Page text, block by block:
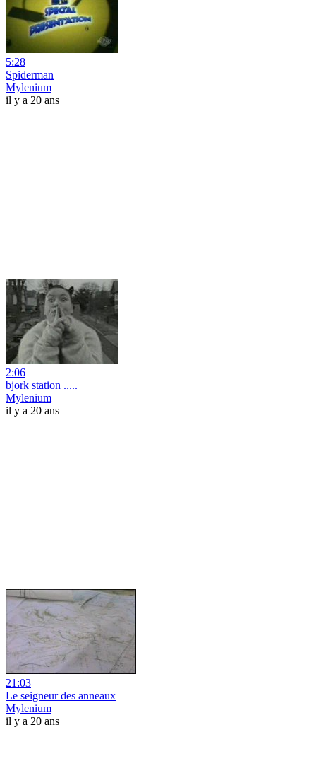
5:28
Spiderman
Mylenium
il y a 20 ans
2:06
bjork station .....
Mylenium
il y a 20 ans
21:03
Le seigneur des anneaux
Mylenium
il y a 20 ans